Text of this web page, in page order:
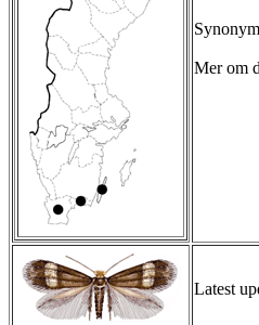
Synonym
Mer om
Latest